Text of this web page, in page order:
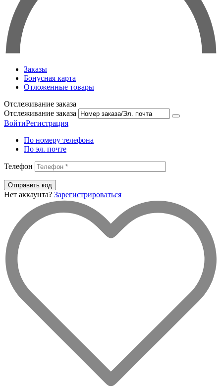
Заказы
Бонусная карта
Отложенные товары
Отслеживание заказа
Отслеживание заказа
ВойтиРегистрация
По номеру телефона
По эл. почте
Телефон
Отправить код
Нет аккаунта? Зарегистрироваться